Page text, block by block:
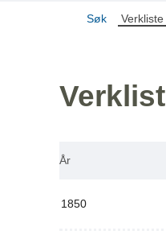
Søk Verkliste
År
1850